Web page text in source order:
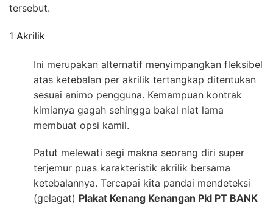
tersebut.
1 Akrilik
Ini merupakan alternatif menyimpangkan fleksibel
atas ketebalan per akrilik tertangkap ditentukan
sesuai animo pengguna. Kemampuan kontrak
kimianya gagah sehingga bakal niat lama
membuat opsi kamil.
Patut melewati segi makna seorang diri super
terjemur puas karakteristik akrilik bersama
ketebalannya. Tercapai kita pandai mendeteksi
(gelagat) Plakat Kenang Kenangan Pkl PT BANK